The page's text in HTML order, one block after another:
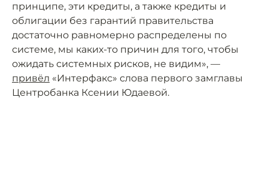
принципе, эти кредиты, а также кредиты и
облигации без гарантий правительства
достаточно равномерно распределены по
системе, мы каких-то причин для того, чтобы
ожидать системных рисков, не видим», —
привёл «Интерфакс» слова первого замглавы
Центробанка Ксении Юдаевой.